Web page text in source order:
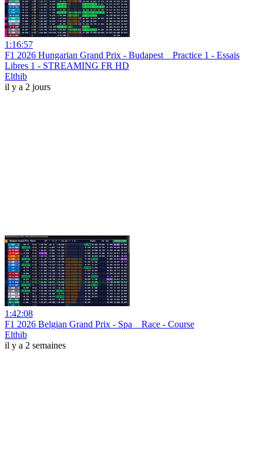
1:16:57
F1 2026 Hungarian Grand Prix - Budapest _ Practice 1 - Essais
Libres 1 - STREAMING FR HD
Elthib
il y a 2 jours
1:42:08
F1 2026 Belgian Grand Prix - Spa _ Race - Course
Elthib
il y a 2 semaines